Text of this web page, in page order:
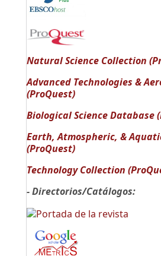
Natural Science Collection
Advanced Technologies &
(ProQuest)
Biological Science Database
Earth, Atmospheric, &
(ProQuest)
Technology Collection
- Directorios/Catálogos: